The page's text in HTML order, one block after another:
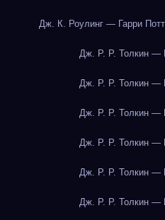
Дж. К. Роулинг — Гарри
Дж. Р. Р. Толкин —
Дж. Р. Р. Толкин —
Дж. Р. Р. Толкин —
Дж. Р. Р. Толкин —
Дж. Р. Р. Толкин —
Дж. Р. Р. Толкин —